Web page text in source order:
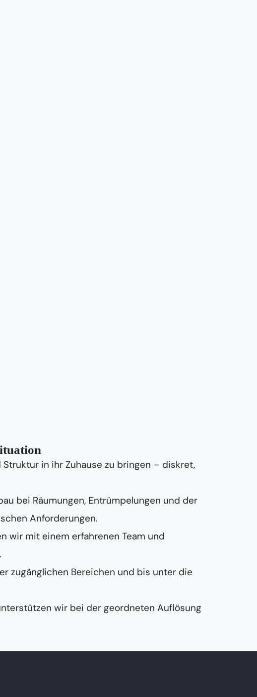
in ihr Zuhause zu bringen – diskret,
bei Räumungen, Entrümpelungen und der
Anforderungen.
wir mit einem erfahrenen Team und
zugänglichen Bereichen und bis unter die
wir bei der geordneten Auflösung